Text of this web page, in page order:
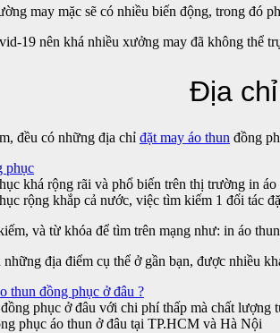
may mặc sẽ có nhiều biến động, trong đó
19 nên khá nhiều xưởng may đã không thể
Địa
đều có những địa chỉ đặt may áo thun đồng
khá rộng rãi và phổ biến trên thị trường in áo
rộng khắp cả nước, việc tìm kiếm 1 đối tác
và từ khóa để tìm trên mạng như: in áo
những địa điểm cụ thể ở gần bạn, được nhiều
phục ở đâu với chi phí thấp mà chất lượng
phục áo thun ở đâu tại TP.HCM và Hà Nội